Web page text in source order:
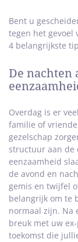
Bent u
tegen het gevoel
4 belangrijkste
De nachten
Overdag is er
familie of
gezelschap
structuur aan de
eenzaamheid
de avond en
gemis en twijfel
belangrijk om te
normaal zijn. Na
breuk met uw
toekomst die